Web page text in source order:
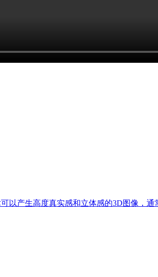
以产生高度真实感和立体感的3D图像，